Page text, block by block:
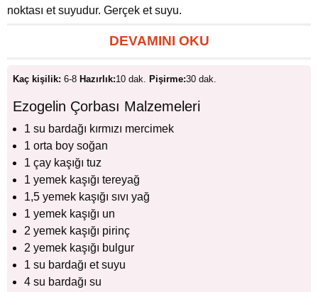
noktası et suyudur. Gerçek et suyu.
DEVAMINI OKU
Kaç kişilik: 6-8 Hazırlık:10 dak. Pişirme:30 dak.
Ezogelin Çorbası Malzemeleri
1 su bardağı kırmızı mercimek
1 orta boy soğan
1 çay kaşığı tuz
1 yemek kaşığı tereyağ
1,5 yemek kaşığı sıvı yağ
1 yemek kaşığı un
2 yemek kaşığı pirinç
2 yemek kaşığı bulgur
1 su bardağı et suyu
4 su bardağı su